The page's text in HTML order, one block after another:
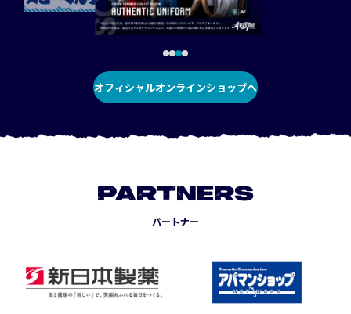
オフィシャルオンラインショップへ
PARTNERS
パートナー